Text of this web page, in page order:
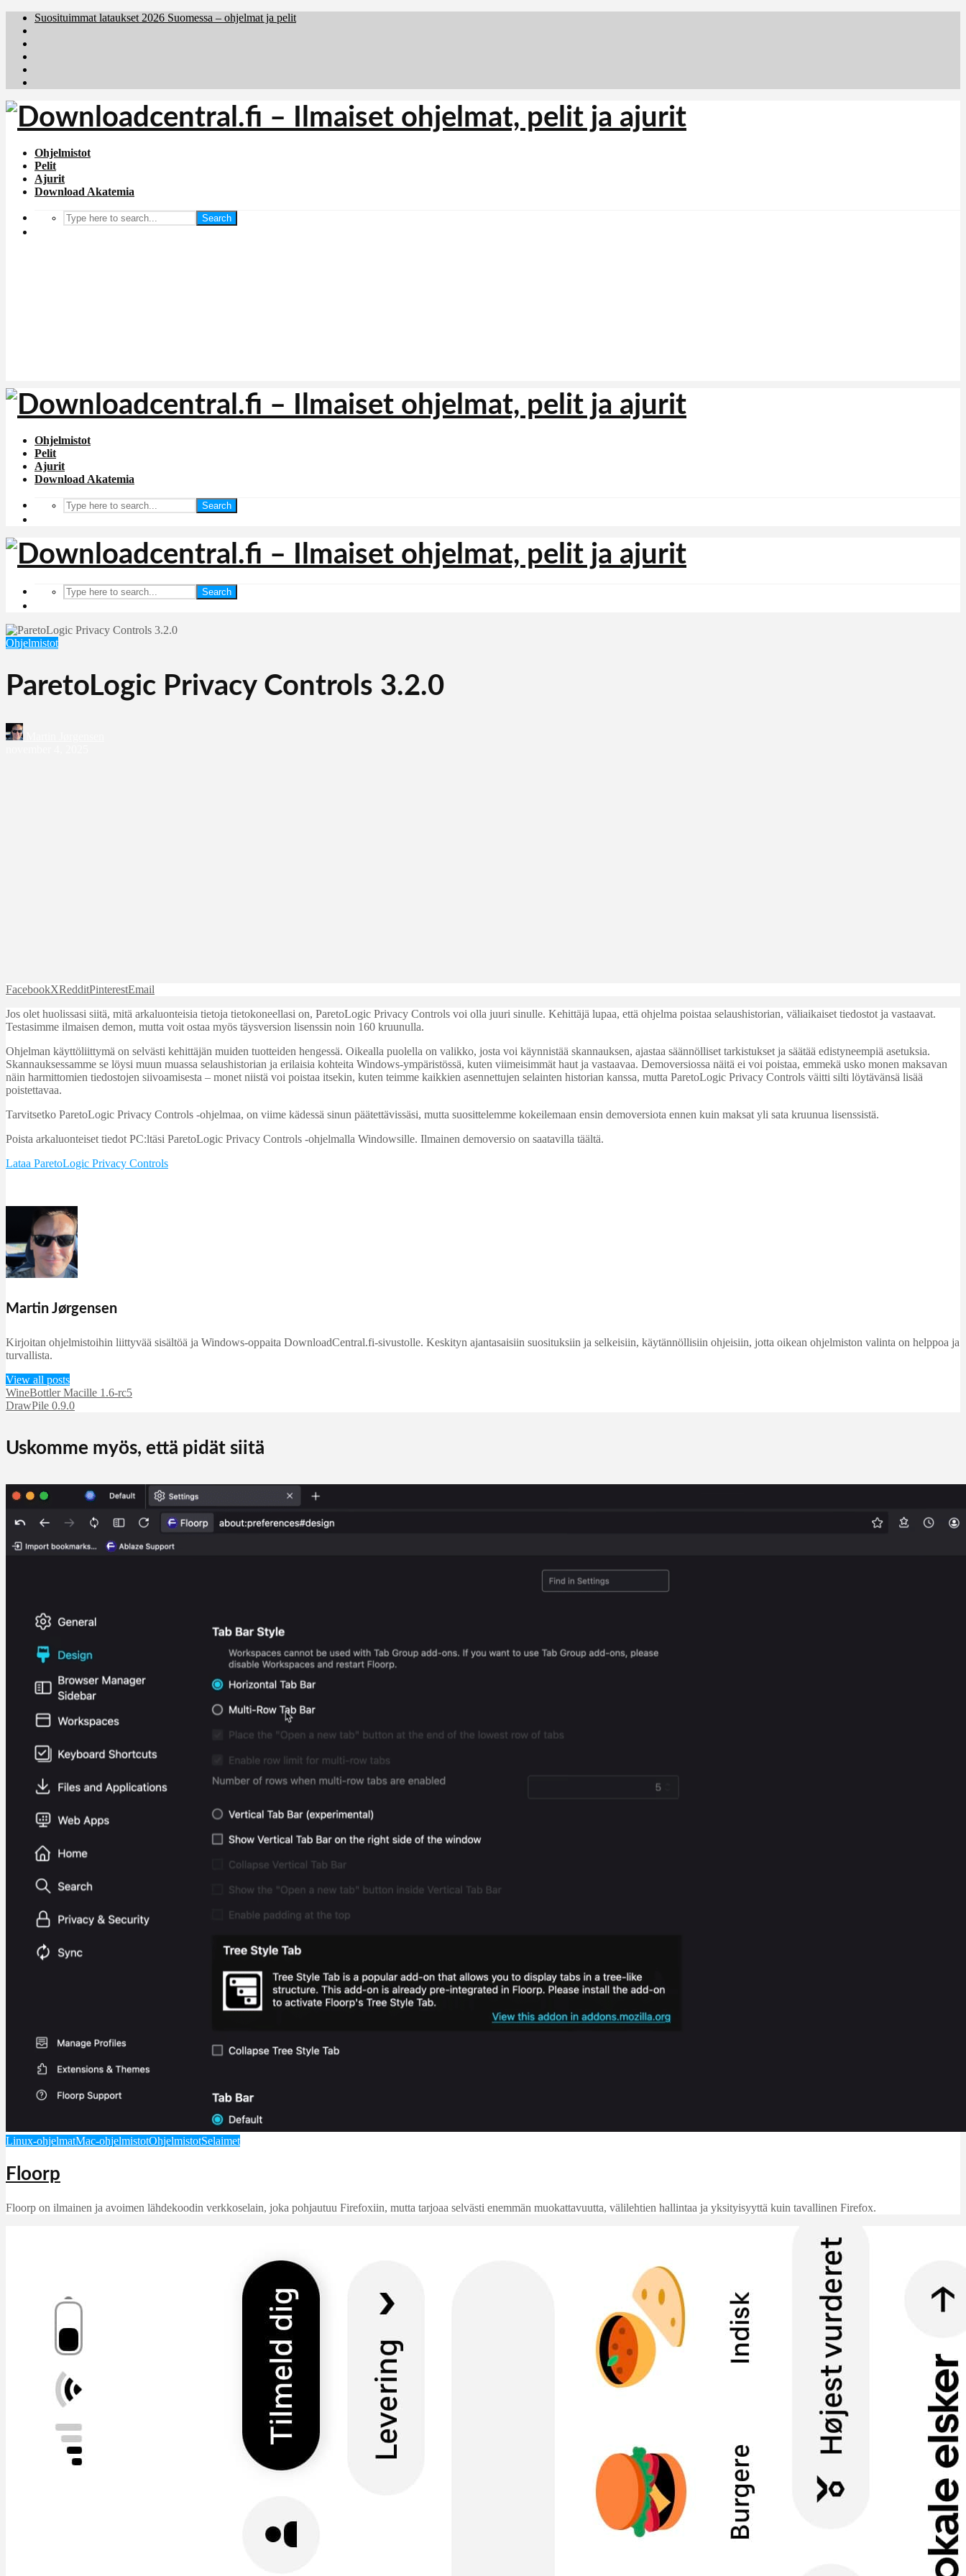
Suosituimmat lataukset 2026 Suomessa – ohjelmat ja pelit
Ohjelmistot
Pelit
Ajurit
Download Akatemia
Search
Ohjelmistot
Pelit
Ajurit
Download Akatemia
Search
Search
Ohjelmistot
ParetoLogic Privacy Controls 3.2.0
FacebookXRedditPinterestEmail
Jos olet huolissasi siitä, mitä arkaluonteisia tietoja tietokoneellasi on, ParetoLogic Privacy Controls voi olla juuri sinulle. Kehittäjä lupaa, että ohjelma poistaa selaushistorian, väliaikaiset tiedostot ja vastaavat.
Testasimme ilmaisen demon, mutta voit ostaa myös täysversion lisenssin noin 160 kruunulla.
Ohjelman käyttöliittymä on selvästi kehittäjän muiden tuotteiden hengessä. Oikealla puolella on valikko, josta voi käynnistää skannauksen, ajastaa säännölliset tarkistukset ja säätää edistyneempiä asetuksia.
Skannauksessamme se löysi muun muassa selaushistorian ja erilaisia kohteita Windows-ympäristössä, kuten viimeisimmät haut ja vastaavaa. Demoversiossa näitä ei voi poistaa, emmekä usko monen maksavan
näin harmittomien tiedostojen siivoamisesta – monet niistä voi poistaa itsekin, kuten teimme kaikkien asennettujen selainten historian kanssa, mutta ParetoLogic Privacy Controls väitti silti löytävänsä lisää
poistettavaa.
Tarvitsetko ParetoLogic Privacy Controls -ohjelmaa, on viime kädessä sinun päätettävissäsi, mutta suosittelemme kokeilemaan ensin demoversiota ennen kuin maksat yli sata kruunua lisenssistä.
Poista arkaluonteiset tiedot PC:ltäsi ParetoLogic Privacy Controls -ohjelmalla Windowsille. Ilmainen demoversio on saatavilla täältä.
Lataa ParetoLogic Privacy Controls
Martin Jørgensen
Kirjoitan ohjelmistoihin liittyvää sisältöä ja Windows-oppaita DownloadCentral.fi-sivustolle. Keskityn ajantasaisiin suosituksiin ja selkeisiin, käytännöllisiin ohjeisiin, jotta oikean ohjelmiston valinta on helppoa ja
turvallista.
View all posts
WineBottler Macille 1.6-rc5
DrawPile 0.9.0
Uskomme myös, että pidät siitä
Linux-ohjelmatMac-ohjelmistotOhjelmistotSelaimet
Floorp
Floorp on ilmainen ja avoimen lähdekoodin verkkoselain, joka pohjautuu Firefoxiin, mutta tarjoaa selvästi enemmän muokattavuutta, välilehtien hallintaa ja yksityisyyttä kuin tavallinen Firefox.